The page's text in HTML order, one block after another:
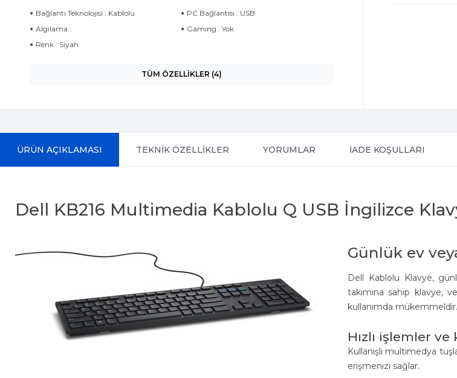
Bağlantı Teknolojisi : Kablolu
PC Bağlantısı : USB
Algılama :
Gaming : Yok
Renk : Siyah
TÜM ÖZELLİKLER (4)
ÜRÜN AÇIKLAMASI TEKNİK ÖZELLİKLER YORUMLAR İADE KOŞULLARI
Dell KB216 Multimedia Kablolu Q USB İngilizce
Günlük ev
Dell Kablolu Klavye,
takımına sahip klavye,
kullanımda mükemmeldir.
Hızlı işlemler
Kullanışlı multimedya
erişmenizi sağlar.